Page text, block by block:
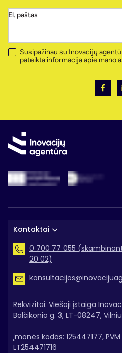
El. paštas
Susipažinau su Inovacijų
pateikta informacija apie mano
Kontaktai
0 700 77 055
20 02)
Rekvizitai: Viešoji įstaiga
Balčikonio g. 3, LT-08247,
Įmonės kodas: 125447177,
LT254471716